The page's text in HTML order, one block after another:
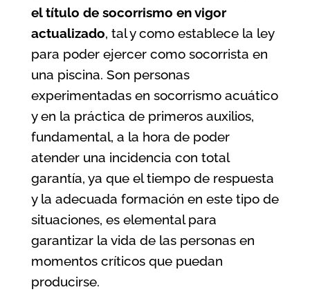
el título de socorrismo en vigor
actualizado, tal y como establece la ley
para poder ejercer como socorrista en
una piscina. Son personas
experimentadas en socorrismo acuático
y en la práctica de primeros auxilios,
fundamental, a la hora de poder
atender una incidencia con total
garantía, ya que el tiempo de respuesta
y la adecuada formación en este tipo de
situaciones, es elemental para
garantizar la vida de las personas en
momentos críticos que puedan
producirse.